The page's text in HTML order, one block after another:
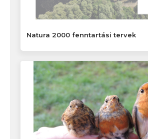
Natura 2000 fenntartási tervek